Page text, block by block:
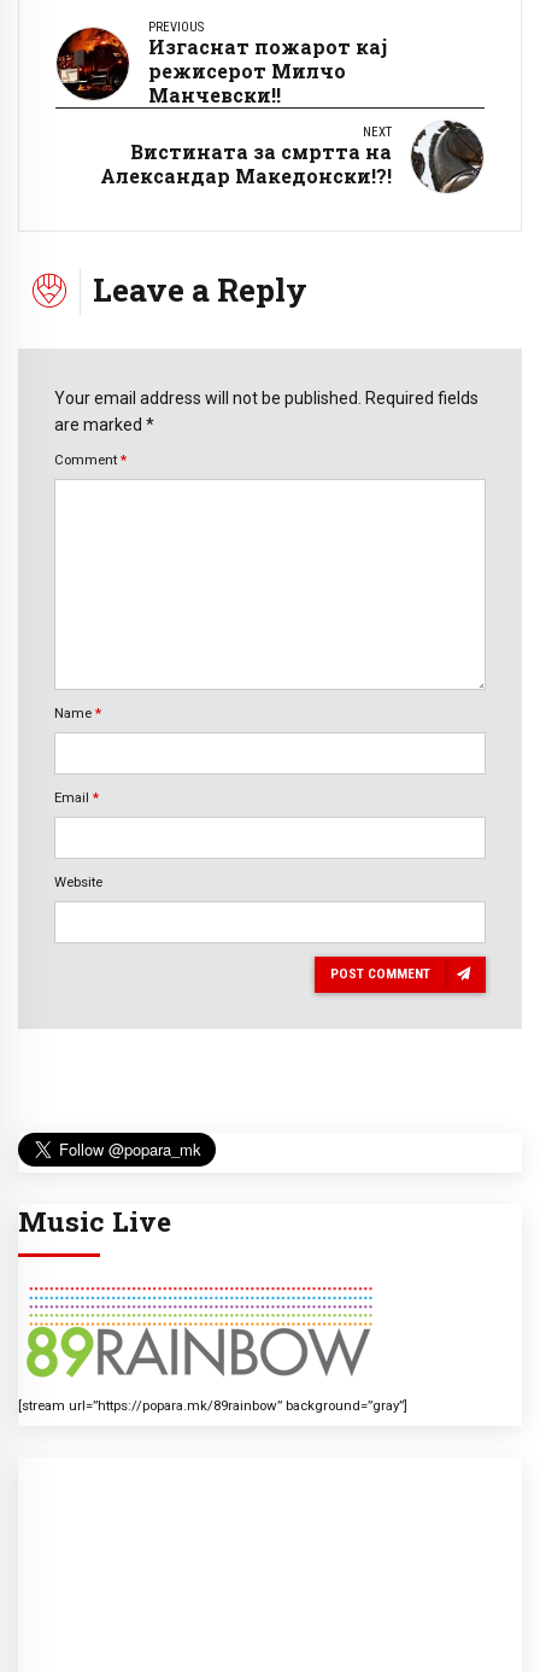
PREVIOUS
Изгаснат пожарот кај
режисерот Милчо
Манчевски!!
NEXT
Вистината за смртта на
Александар Македонски!?!
Leave a Reply
Your email address will not be published. Required fields
are marked *
Comment *
Name *
Email *
Website
POST COMMENT
Music Live
[stream url=”https://popara.mk/89rainbow” background=”gray”]